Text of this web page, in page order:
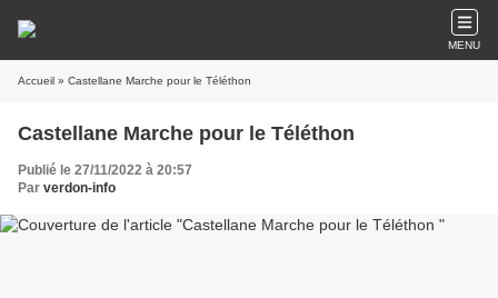
MENU
Accueil » Castellane Marche pour le Téléthon
Castellane Marche pour le Téléthon
Publié le 27/11/2022 à 20:57
Par verdon-info